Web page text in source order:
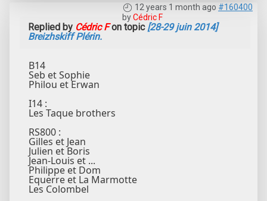
12 years 1 month ago #160400
byCédric F
Replied by Cédric Fon topic [28-29 juin 2014]
Breizhskiff Plérin.
B14
Seb et Sophie
Philou et Erwan
I14 :
Les Taque brothers
RS800 :
Gilles et Jean
Julien et Boris
Jean-Louis et ...
Philippe et Dom
Equerre et La Marmotte
Les Colombel